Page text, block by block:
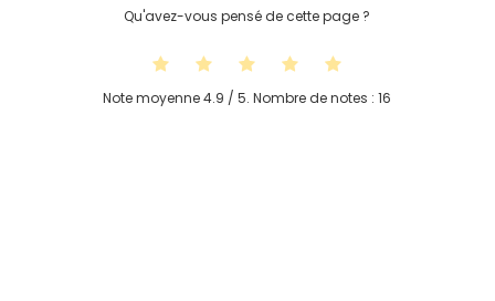
Qu'avez-vous pensé de cette page ?
Note moyenne4.9 / 5. Nombre de notes :16